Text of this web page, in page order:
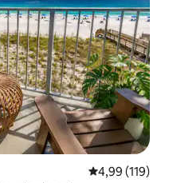
Note
4,99 (119)